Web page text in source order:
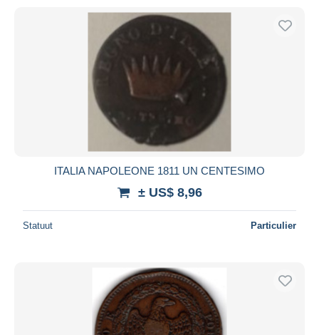
ITALIA NAPOLEONE 1811 UN CENTESIMO
± US$ 8,96
Statuut Particulier